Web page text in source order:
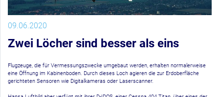
09.06.2020
Zwei Löcher sind besser als eins
Flugzeuge, die für Vermessungszwecke umgebaut werden, erhalten normalerweise
eine Öffnung im Kabinenboden. Durch dieses Loch agieren die zur Erdoberfläche
gerichteten Sensoren wie Digitalkameras oder Laserscanner.